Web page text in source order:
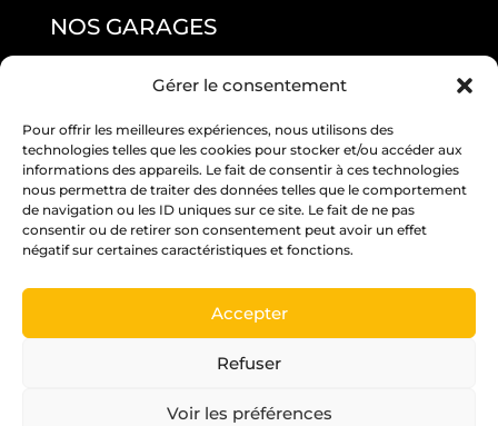
Gérer le consentement
Pour offrir les meilleures expériences, nous utilisons des
technologies telles que les cookies pour stocker et/ou accéder aux
informations des appareils. Le fait de consentir à ces technologies
nous permettra de traiter des données telles que le comportement
de navigation ou les ID uniques sur ce site. Le fait de ne pas
consentir ou de retirer son consentement peut avoir un effet
négatif sur certaines caractéristiques et fonctions.
Accepter
Refuser
Voir les préférences
NOS GARAGES
GARAGE LAURENDEAU BY RS
RS ANGERS PASTEUR
RS EDITION BEAUCOUZÉ
RS JUIGNÉ
RS PARC
RS ST BARTHÉLÉMY D’ANJOU
Un crédit vous engage et doit être remboursé.
de vous engager.
Pour les trajets courts, privilégiez la marche ou le